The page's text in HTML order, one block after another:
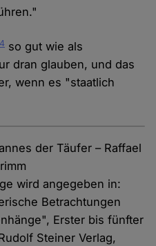
4 so gut wie als
dran glauben, und das
wenn es "staatlich
der Täufer – Raffael
wird angegeben in:
Betrachtungen
Erster bis fünfter
Steiner Verlag,